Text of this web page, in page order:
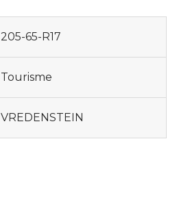
205-65-R17
Tourisme
VREDENSTEIN